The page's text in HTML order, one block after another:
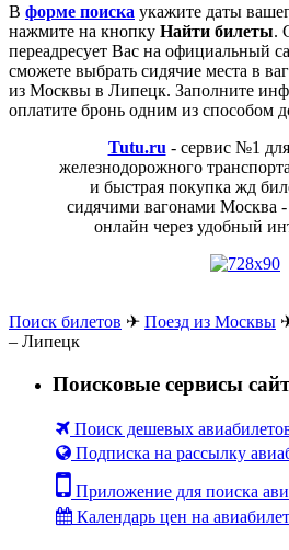
В форме поиска укажите даты
нажмите на кнопку Найти билеты.
переадресует Вас на официальный
сможете выбрать сидячие места в
из Москвы в Липецк. Заполните
оплатите бронь одним из способом
Tutu.ru - сервис №1
железнодорожного
и быстрая покупка жд
сидячими вагонами Москва
онлайн через удобный
Поиск билетов ✈ Поезд из Москвы
– Липецк
Поисковые сервисы
Поиск дешевых
Подписка на рассылку
Приложение для поиска
Календарь цен на